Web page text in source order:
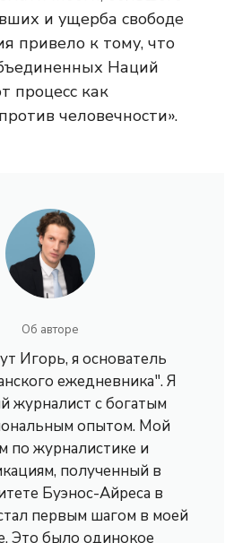
и ущерба свободе
привело к тому, что
Наций
процесс как
человечности».
Об авторе
Игорь, я основатель
ежедневника". Я
журналист с богатым
опытом. Мой
по журналистике и
полученный в
Буэнос-Айреса в
первым шагом в моей
Это было одинокое